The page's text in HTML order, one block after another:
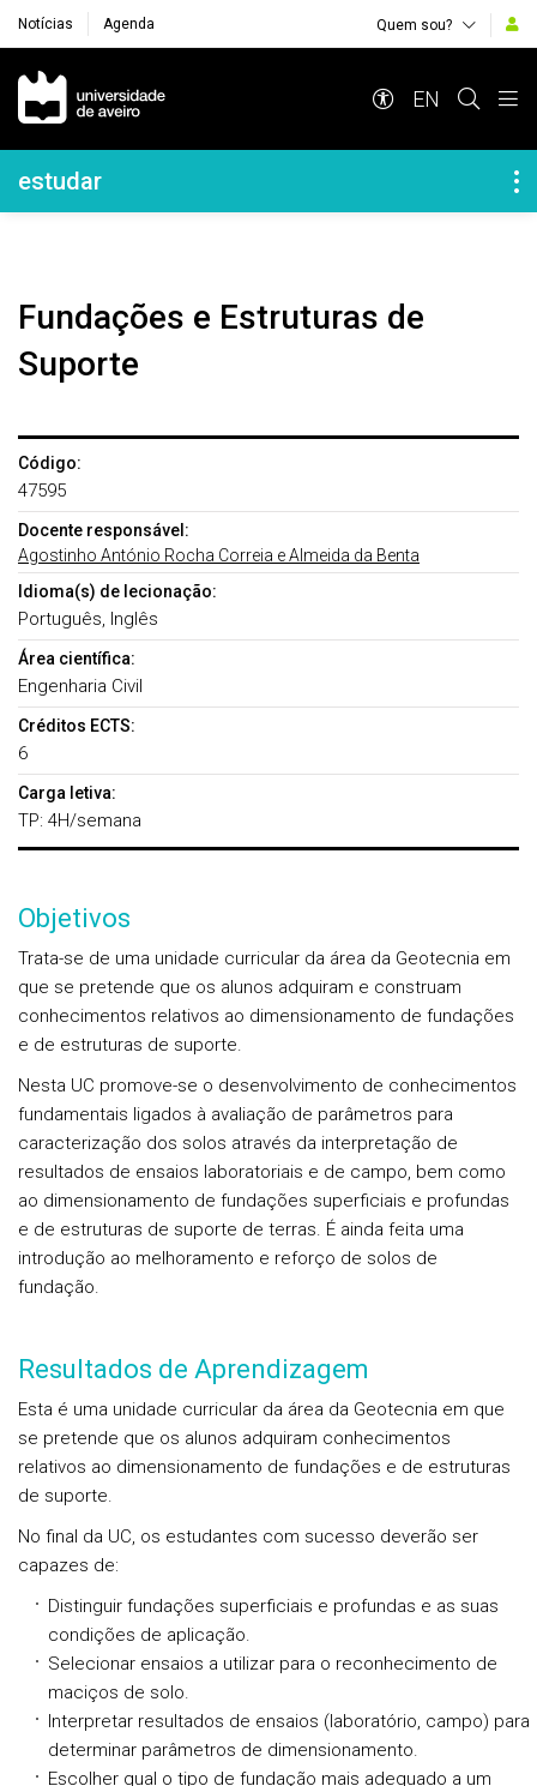
Notícias Agenda Quem sou?
Navegação Principal
EN
Navegação Lateral
estudar
Fundações e Estruturas de
Suporte
Código:
47595
Docente responsável:
Agostinho António Rocha Correia e Almeida da Benta
Idioma(s) de lecionação:
Português, Inglês
Área científica:
Engenharia Civil
Créditos ECTS:
6
Carga letiva:
TP: 4H/semana
Objetivos
Trata-se de uma unidade curricular da área da Geotecnia em
que se pretende que os alunos adquiram e construam
conhecimentos relativos ao dimensionamento de fundações
e de estruturas de suporte.
Nesta UC promove-se o desenvolvimento de conhecimentos
fundamentais ligados à avaliação de parâmetros para
caracterização dos solos através da interpretação de
resultados de ensaios laboratoriais e de campo, bem como
ao dimensionamento de fundações superficiais e profundas
e de estruturas de suporte de terras. É ainda feita uma
introdução ao melhoramento e reforço de solos de
fundação.
Resultados de Aprendizagem
Esta é uma unidade curricular da área da Geotecnia em que
se pretende que os alunos adquiram conhecimentos
relativos ao dimensionamento de fundações e de estruturas
de suporte.
No final da UC, os estudantes com sucesso deverão ser
capazes de:
Distinguir fundações superficiais e profundas e as suas
condições de aplicação.
Selecionar ensaios a utilizar para o reconhecimento de
maciços de solo.
Interpretar resultados de ensaios (laboratório, campo) para
determinar parâmetros de dimensionamento.
Escolher qual o tipo de fundação mais adequado a um